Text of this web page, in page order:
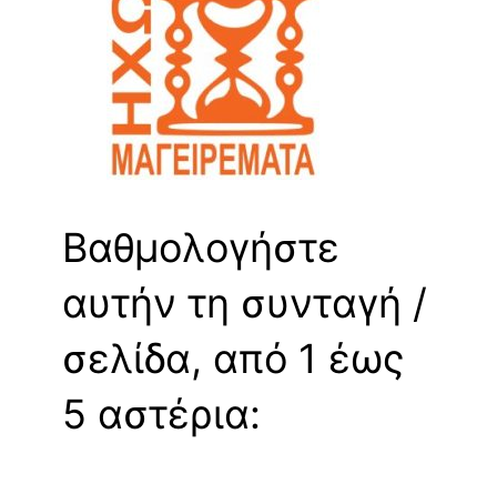
Βαθμολογήστε
αυτήν τη συνταγή /
σελίδα, από 1 έως
5 αστέρια: